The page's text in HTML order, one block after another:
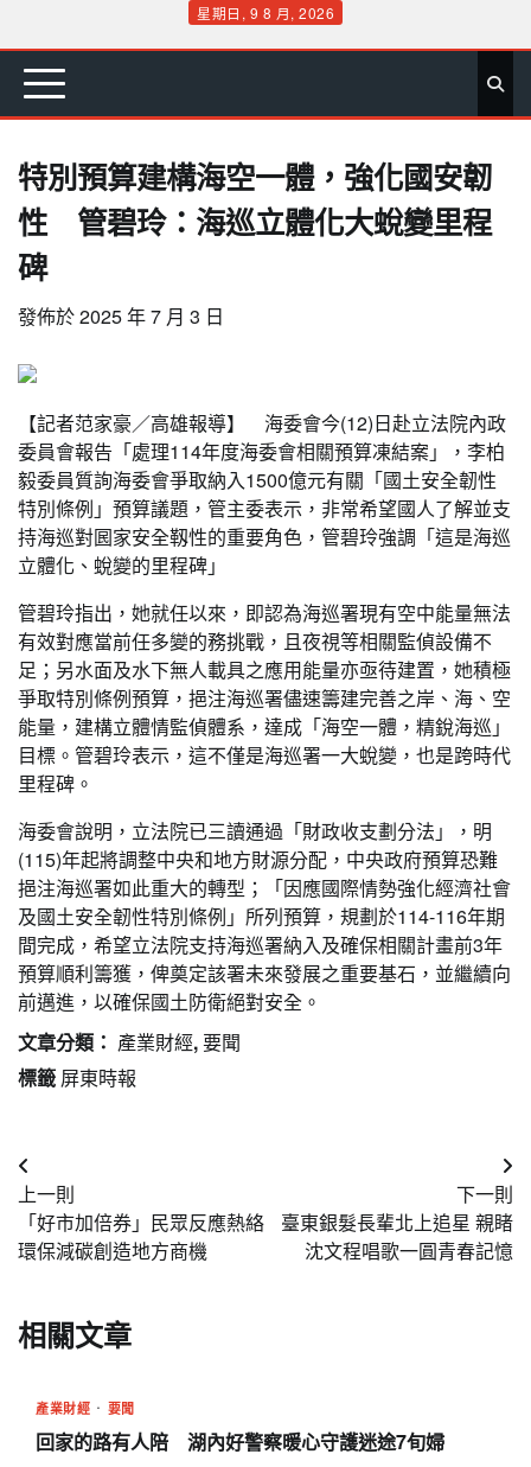
content
星期日, 9 8 月, 2026
首 要 娛 生 社 文 公 運 旅 政 地 專
特別預算建構海空一體，強化國安韌
性 管碧玲：海巡立體化大蛻變里程
碑
發佈於2025 年 7 月 3 日
【記者范家豪／高雄報導】 海委會今(12)日赴立法院內政
委員會報告「處理114年度海委會相關預算凍結案」，李柏
毅委員質詢海委會爭取納入1500億元有關「國土安全韌性
特別條例」預算議題，管主委表示，非常希望國人了解並支
持海巡對囻家安全靱性的重要角色，管碧玲強調「這是海巡
立體化、蛻變的里程碑」
管碧玲指出，她就任以來，即認為海巡署現有空中能量無法
有效對應當前任多變的務挑戰，且夜視等相關監偵設備不
足；另水面及水下無人載具之應用能量亦亟待建置，她積極
爭取特別條例預算，挹注海巡署儘速籌建完善之岸、海、空
能量，建構立體情監偵體系，達成「海空一體，精銳海巡」
目標。管碧玲表示，這不僅是海巡署一大蛻變，也是跨時代
里程碑。
海委會說明，立法院已三讀通過「財政收支劃分法」，明
(115)年起將調整中央和地方財源分配，中央政府預算恐難
挹注海巡署如此重大的轉型；「因應國際情勢強化經濟社會
及國土安全韌性特別條例」所列預算，規劃於114-116年期
間完成，希望立法院支持海巡署納入及確保相關計畫前3年
預算順利籌獲，俾奠定該署未來發展之重要基石，並繼續向
前邁進，以確保國土防衛絕對安全。
文章分類： 產業財經,要聞
標籤 屏東時報
文
章
導
上一則
「好市加倍券」民眾反應熱絡
環保減碳創造地方商機
下一則
臺東銀髮長輩北上追星 親睹
沈文程唱歌一圓青春記憶
相關文章
產業財經 要聞
回家的路有人陪 湖內好警察暖心守護迷途7旬婦